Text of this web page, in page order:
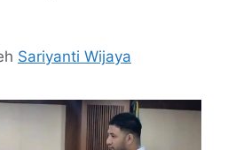
Sariyanti Wijaya